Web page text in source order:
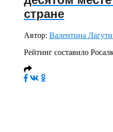
стране
Автор: Валентина
Рейтинг составило